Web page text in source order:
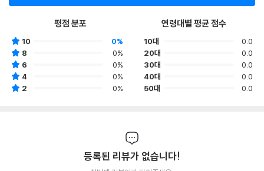
평점 분포
10
0%
8
0%
6
0%
4
0%
2
0%
연령대별 평균 점수
10대
0.0
20대
0.0
30대
0.0
40대
0.0
50대
0.0
등록된 리뷰가 없습니다!